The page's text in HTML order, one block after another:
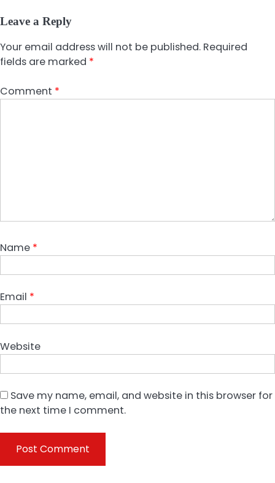
Leave a Reply
Your email address will not be published. Required
fields are marked *
Comment *
Name *
Email *
Website
Save my name, email, and website in this browser for
the next time I comment.